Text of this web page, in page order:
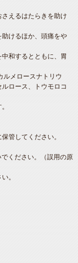
えるはたらきを助け
けるほか、頭痛をや
和するとともに、胃
ルメロースナトリウ
ロース、トウモロコ
。
管してください。
ください。（誤用の原
い。